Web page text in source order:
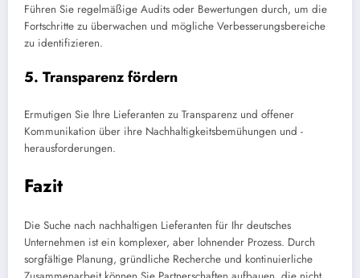
Führen Sie regelmäßige Audits oder Bewertungen durch, um die
Fortschritte zu überwachen und mögliche Verbesserungsbereiche
zu identifizieren.
5. Transparenz fördern
Ermutigen Sie Ihre Lieferanten zu Transparenz und offener
Kommunikation über ihre Nachhaltigkeitsbemühungen und -
herausforderungen.
Fazit
Die Suche nach nachhaltigen Lieferanten für Ihr deutsches
Unternehmen ist ein komplexer, aber lohnender Prozess. Durch
sorgfältige Planung, gründliche Recherche und kontinuierliche